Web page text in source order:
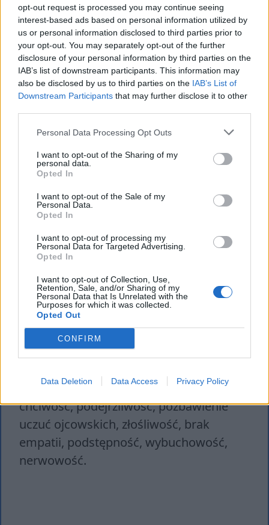
opt-out request is processed you may continue seeing
interest-based ads based on personal information utilized by
us or personal information disclosed to third parties prior to
your opt-out. You may separately opt-out of the further
disclosure of your personal information by third parties on the
IAB’s list of downstream participants. This information may
also be disclosed by us to third parties on the IAB’s List of
Downstream Participants that may further disclose it to other
Personal Data Processing Opt Outs
I want to opt-out of the Sharing of my
personal data.
Opted In
I want to opt-out of the Sale of my
Personal Data.
Opted In
I want to opt-out of processing my
Personal Data for Targeted Advertising.
Opted In
I want to opt-out of Collection, Use,
Retention, Sale, and/or Sharing of my
Personal Data that Is Unrelated with the
Purposes for which it was collected.
Opted Out
CONFIRM
Data Deletion Data Access Privacy Policy
nie odczuwa skruchy wobec dzieci ani nie
żałuje swoich słów i decyzji. Do samego
końca myśli tylko o szkatułce, będąc
gotów poświęcić wszystko, by ją
odzyskać;
wyolbrzymione do granic możliwości w
celu obnażenia jego niegodziwego
postępowania. Bohater ten, choć
śmieszy, momentami wzbudza
przerażenie.
Główne cechy: chorobliwe skąpstwo,
chciwość, podejrzliwość, pozbawienie
uczuć ojcowskich, złośliwość, brak
empatii, podstępność, wybuchowość,
nerwowość.